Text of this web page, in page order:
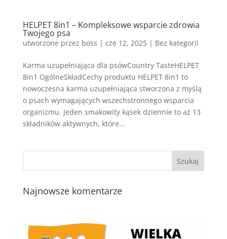
HELPET 8in1 – Kompleksowe wsparcie zdrowia
Twojego psa
utworzone przez boss | cze 12, 2025| Bez kategorii
Karma uzupełniająca dla psówCountry TasteHELPET
8in1 OgólneSkładCechy produktu HELPET 8in1 to
nowoczesna karma uzupełniająca stworzona z myślą
o psach wymagających wszechstronnego wsparcia
organizmu. Jeden smakowity kąsek dziennie to aż 13
składników aktywnych, które...
Najnowsze komentarze